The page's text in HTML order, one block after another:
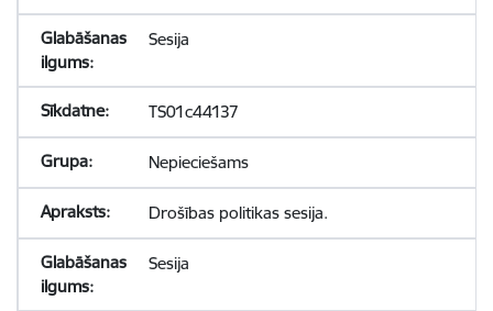
Sesija
TS01c44137
Nepieciešams
Drošības politikas sesija.
Sesija